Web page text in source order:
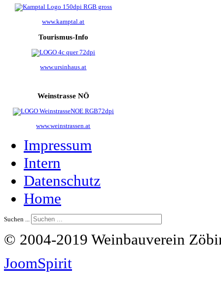
www.kamptal.at
Tourismus-Info
www.ursinhaus.at
Weinstrasse NÖ
www.weinstrassen.at
Impressum
Intern
Datenschutz
Home
Suchen ...
© 2004-2019 Weinbauverein
JoomSpirit